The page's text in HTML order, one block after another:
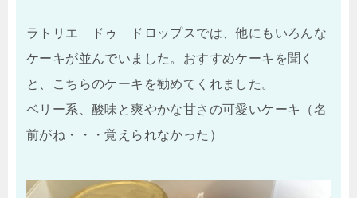
ラトリエ ドゥ ドロップスでは、他にもいろんな
ケーキが並んでいました。おすすめケーキを聞く
と、こちらのケーキを勧めてくれました。
ベリー系、酸味と爽やかな甘さの可愛いケーキ（名
前がね・・・覚えられなかった）